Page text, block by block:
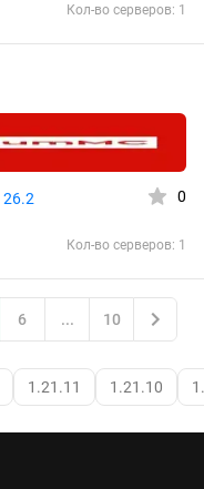
Кол-во серверов: 1
26.2 0
Кол-во серверов: 1
6 ... 10
1.21.11 1.21.10